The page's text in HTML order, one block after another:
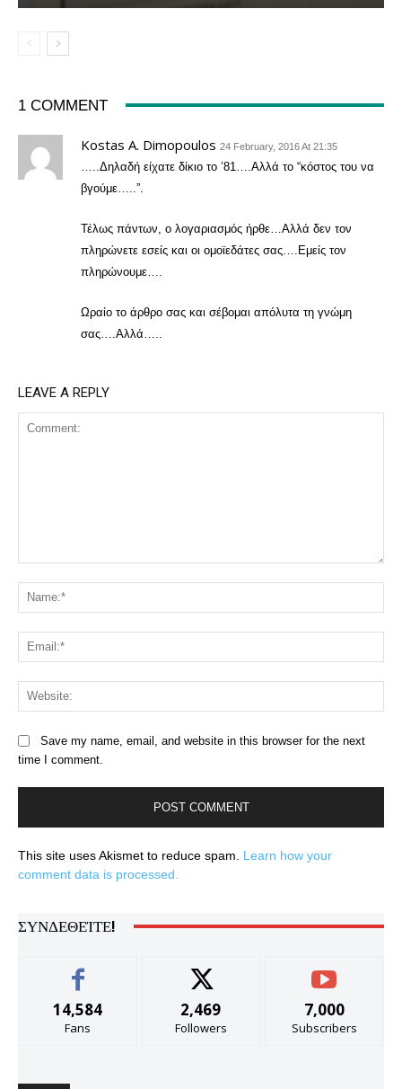
1 COMMENT
Kostas A. Dimopoulos 24 February, 2016 At 21:35
…..Δηλαδή είχατε δίκιο το ’81….Αλλά το “κόστος του να
βγούμε…..”.
Τέλως πάντων, ο λογαριασμός ήρθε…Αλλά δεν τον
πληρώνετε εσείς και οι ομοϊεδάτες σας….Εμείς τον
πληρώνουμε….
Ωραίο το άρθρο σας και σέβομαι απόλυτα τη γνώμη
σας….Αλλά…..
LEAVE A REPLY
Save my name, email, and website in this browser for the next
time I comment.
This site uses Akismet to reduce spam. Learn how your
comment data is processed.
ΣΥΝΔΕΘΕΊΤΕ!
14,584
Fans
2,469
Followers
7,000
Subscribers